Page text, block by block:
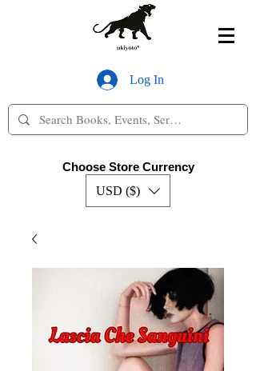
Log In
Choose Store Currency
USD ($)